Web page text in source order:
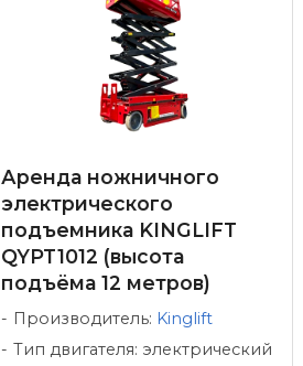
Аренда ножничного
электрического
подъемника KINGLIFT
QYPT1012 (высота
подъёма 12 метров)
Производитель: Kinglift
Тип двигателя: электрический